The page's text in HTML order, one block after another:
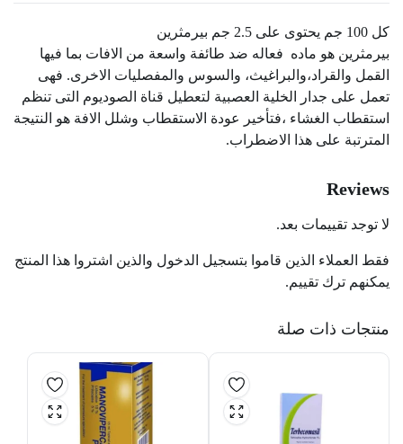
كل 100 جم يحتوى على 2.5 جم بيرمثرين
بيرمثرين هو ماده فعاله ضد طائفة واسعة من الافات بما فيها
القمل والقراد،والبراغيث، والسوس والمفصليات الاخرى. فهى
تعمل على جدار الخلية العصبية لتعطيل قناة الصوديوم التى تنظم
استقطاب الغشاء ،فتأخير عودة الاستقطاب وشلل الافة هو النتيجة
المترتبة على هذا الاضطراب.
Reviews
لا توجد تقييمات بعد.
فقط العملاء الذين قاموا بتسجيل الدخول والذين اشتروا هذا المنتج
يمكنهم ترك تقييم.
منتجات ذات صلة